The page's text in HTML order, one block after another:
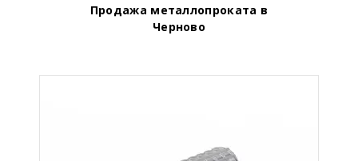
Продажа металлопроката в
Черново